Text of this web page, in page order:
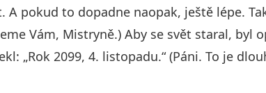
A pokud to dopadne naopak, ještě lépe.
Vám, Mistryně.) Aby se svět staral, byl
„Rok 2099, 4. listopadu.“ (Páni. To je